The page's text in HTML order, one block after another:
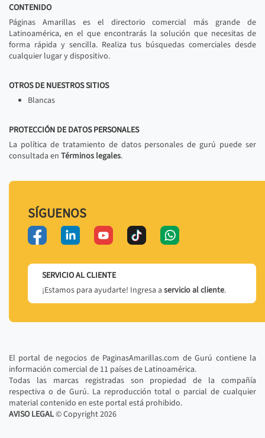
CONTENIDO
Páginas Amarillas es el directorio comercial más grande de
Latinoamérica, en el que encontrarás la solución que necesitas de
forma rápida y sencilla. Realiza tus búsquedas comerciales desde
cualquier lugar y dispositivo.
OTROS DE NUESTROS SITIOS
Blancas
PROTECCIÓN DE DATOS PERSONALES
La política de tratamiento de datos personales de gurú puede ser
consultada en Términos legales.
SÍGUENOS
SERVICIO AL CLIENTE
¡Estamos para ayudarte! Ingresa a servicio al cliente.
El portal de negocios de PaginasAmarillas.com de Gurú contiene la
información comercial de 11 países de Latinoamérica.
Todas las marcas registradas son propiedad de la compañía
respectiva o de Gurú. La reproducción total o parcial de cualquier
material contenido en este portal está prohibido.
AVISO LEGAL© Copyright2026